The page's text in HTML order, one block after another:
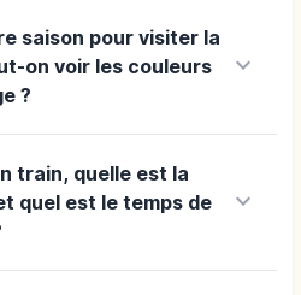
saison pour visiter la
on voir les couleurs
?
keyboard_arrow_down
train, quelle est la
quel est le temps de
keyboard_arrow_down